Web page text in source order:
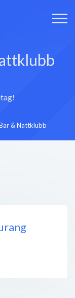
& Nattklubb